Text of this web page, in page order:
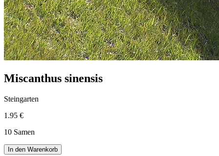
Miscanthus sinensis
Steingarten
1.95 €
10 Samen
In den Warenkorb